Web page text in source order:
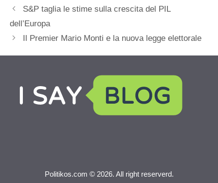
S&P taglia le stime sulla crescita del PIL
dell’Europa
Il Premier Mario Monti e la nuova legge elettorale
Politikos.com © 2026. All right reserverd.